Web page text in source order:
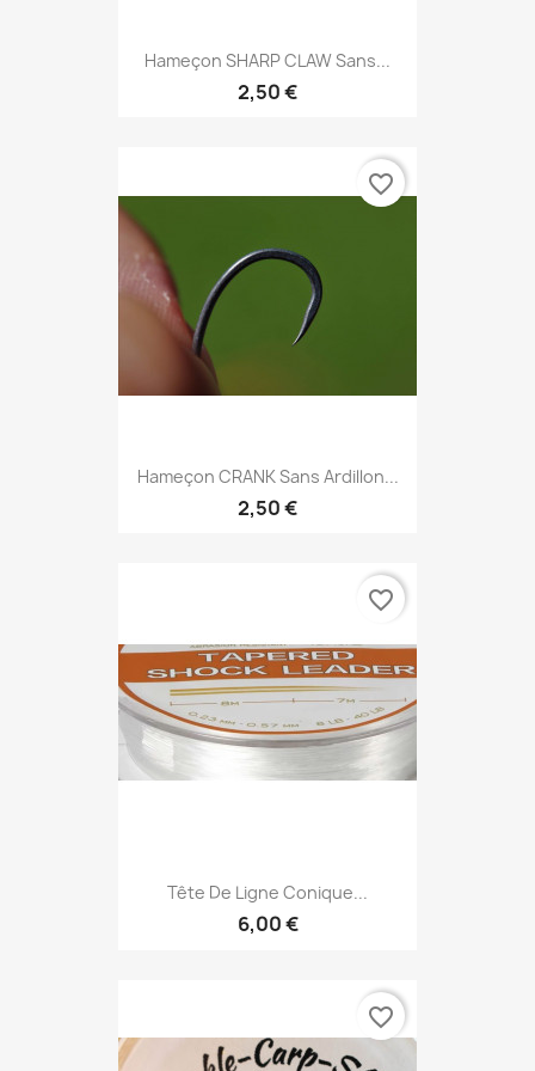
Hameçon SHARP CLAW Sans...
2,50 €
Hameçon CRANK Sans Ardillon...
2,50 €
favorite_border
Tête De Ligne Conique...
6,00 €
favorite_border
favorite_border